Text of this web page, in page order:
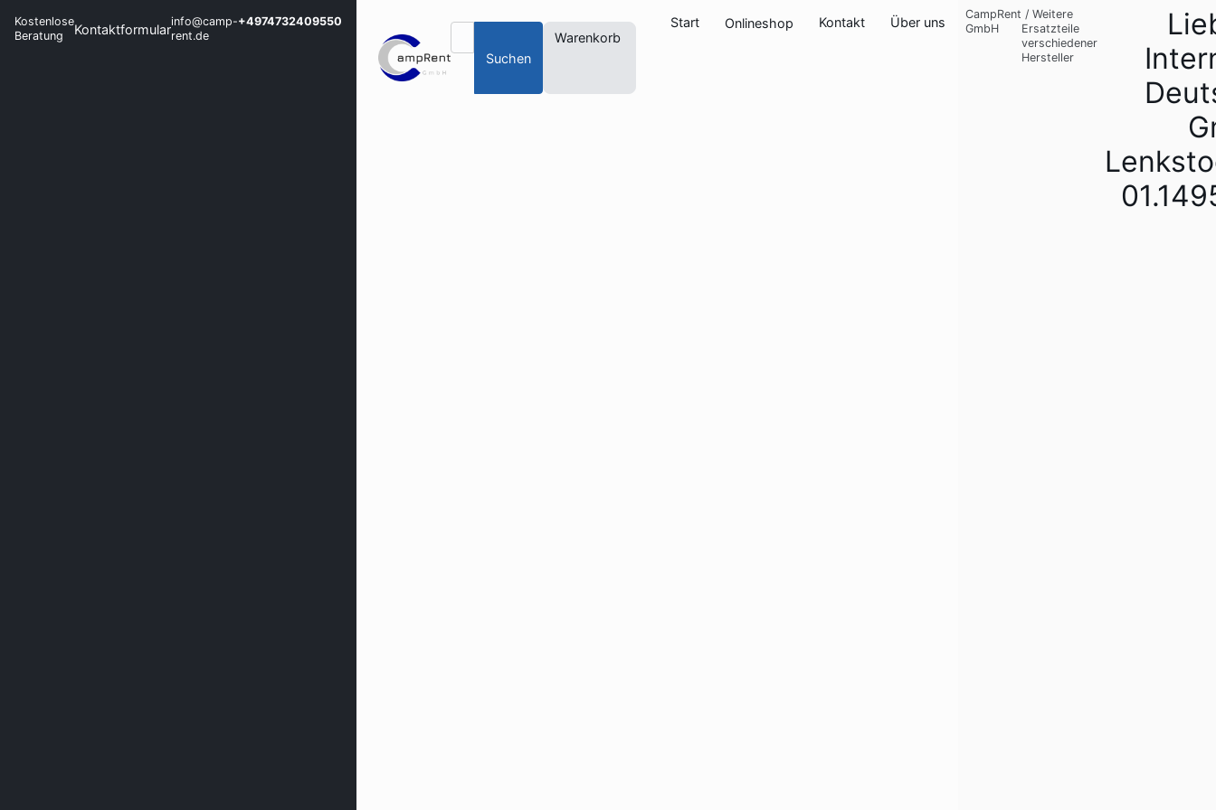
Kostenlose
Beratung
Kontaktformularinfo@camp-
rent.de
+4974732409550
Suchen
Warenkorb
Start Onlineshop Kontakt Über uns
CampRent
GmbH
/ Weitere
Ersatzteile
verschiedener
Hersteller